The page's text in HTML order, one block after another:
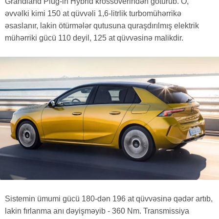
əvvəlki kimi 150 at qüvvəli 1,6-litrlik turbomühərrikə
əsaslanır, lakin ötürmələr qutusuna quraşdırılmış elektrik
mühərriki gücü 110 deyil, 125 at qüvvəsinə malikdir.
Sistemin ümumi gücü 180-dən 196 at qüvvəsinə qədər artıb,
lakin fırlanma anı dəyişməyib - 360 Nm. Transmissiya